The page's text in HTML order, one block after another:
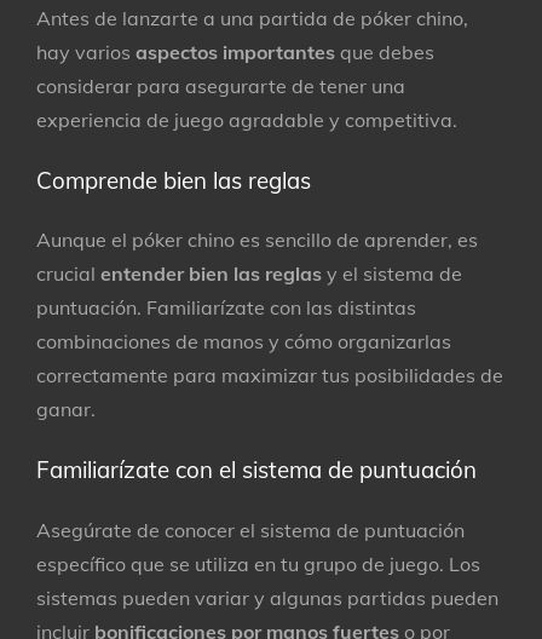
Antes de lanzarte a una partida de póker chino,
hay varios aspectos importantes que debes
considerar para asegurarte de tener una
experiencia de juego agradable y competitiva.
Comprende bien las reglas
Aunque el póker chino es sencillo de aprender, es
crucial entender bien las reglas y el sistema de
puntuación. Familiarízate con las distintas
combinaciones de manos y cómo organizarlas
correctamente para maximizar tus posibilidades de
ganar.
Familiarízate con el sistema de puntuación
Asegúrate de conocer el sistema de puntuación
específico que se utiliza en tu grupo de juego. Los
sistemas pueden variar y algunas partidas pueden
incluir bonificaciones por manos fuertes o por